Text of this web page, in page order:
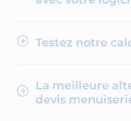
Testez notre
La meilleure
devis